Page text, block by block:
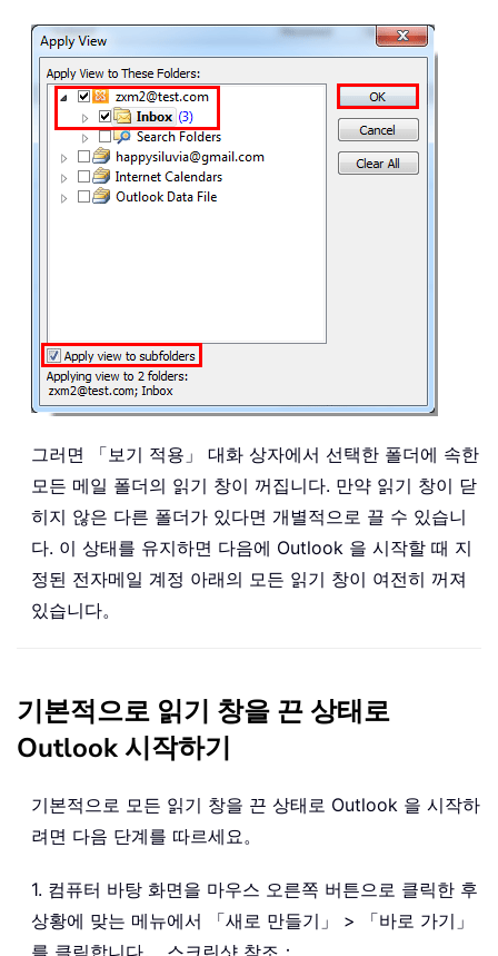
그러면 「보기 적용」 대화 상자에서 선택한 폴더에 속한
모든 메일 폴더의 읽기 창이 꺼집니다. 만약 읽기 창이 닫
히지 않은 다른 폴더가 있다면 개별적으로 끌 수 있습니
다. 이 상태를 유지하면 다음에 Outlook 을 시작할 때 지
정된 전자메일 계정 아래의 모든 읽기 창이 여전히 꺼져
있습니다。
기본적으로 읽기 창을 끈 상태로
Outlook 시작하기
기본적으로 모든 읽기 창을 끈 상태로 Outlook 을 시작하
려면 다음 단계를 따르세요。
1. 컴퓨터 바탕 화면을 마우스 오른쪽 버튼으로 클릭한 후
상황에 맞는 메뉴에서 「새로 만들기」 > 「바로 가기」